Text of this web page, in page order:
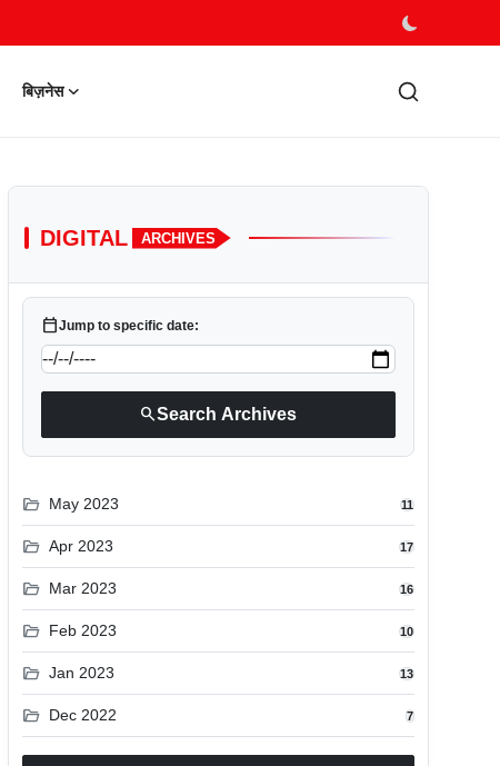
बिज़नेस
DIGITAL ARCHIVES
calendar_todayJump to specific date:
searchSearch Archives
folder_open May 2023 11
folder_open Apr 2023 17
folder_open Mar 2023 16
folder_open Feb 2023 10
folder_open Jan 2023 13
folder_open Dec 2022 7